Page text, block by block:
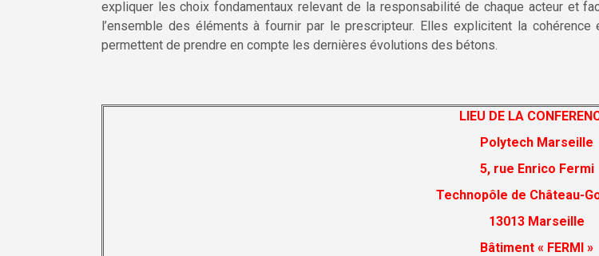
expliquer les choix fondamentaux relevant de la responsabilité de chaque acteur et
l’ensemble des éléments à fournir par le prescripteur. Elles explicitent la
permettent de prendre en compte les dernières évolutions des bétons.
LIEU DE LA
Polytech Marseille
5, rue Enrico Fermi
Technopôle de Château-
13013 Marseille
Bâtiment « FERMI »